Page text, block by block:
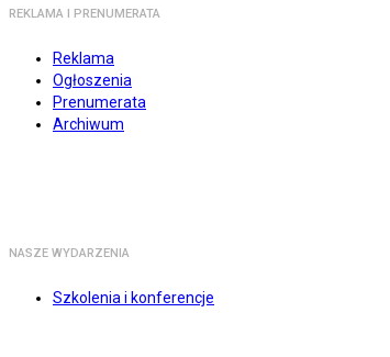
REKLAMA I PRENUMERATA
Reklama
Ogłoszenia
Prenumerata
Archiwum
NASZE WYDARZENIA
Szkolenia i konferencje